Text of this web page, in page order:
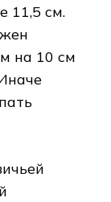
11,5 см.
на 10 см